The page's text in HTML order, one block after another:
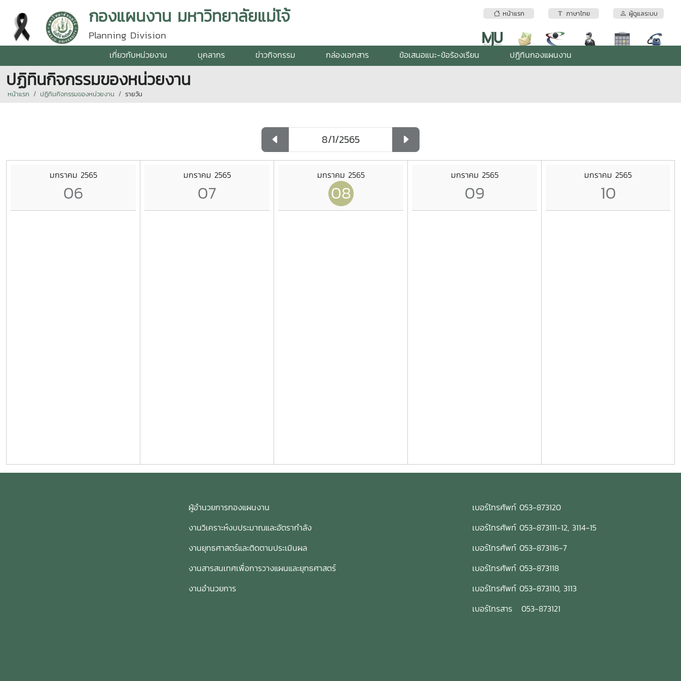
หน้าแรก ภาษาไทย ผู้ดูแลระบบ
กองแผนงาน มหาวิทยาลัยแม่โจ้
Planning Division
เกี่ยวกับหน่วยงาน บุคลากร ข่าวกิจกรรม กล่องเอกสาร ข้อเสนอแนะ-ข้อร้องเรียน ปฎิทินกองแผนงาน
ปฏิทินกิจกรรมของหน่วยงาน
หน้าแรก ปฏิทินกิจกรรมของหน่วยงาน รายวัน
มกราคม 2565
06
มกราคม 2565
07
มกราคม 2565
08
มกราคม 2565
09
มกราคม 2565
10
ผู้อำนวยการกองแผนงาน
เบอร์โทรศัพท์ 053-873120
งานวิเคราะห์งบประมาณและอัตรากำลัง
เบอร์โทรศัพท์ 053-873111-12, 3114-15
งานยุทธศาสตร์และติดตามประเมินผล
เบอร์โทรศัพท์ 053-873116-7
งานสารสนเทศเพื่อการวางแผนและยุทธศาสตร์
เบอร์โทรศัพท์ 053-873118
งานอำนวยการ
เบอร์โทรศัพท์ 053-873110, 3113
เบอร์โทรสาร 053-873121